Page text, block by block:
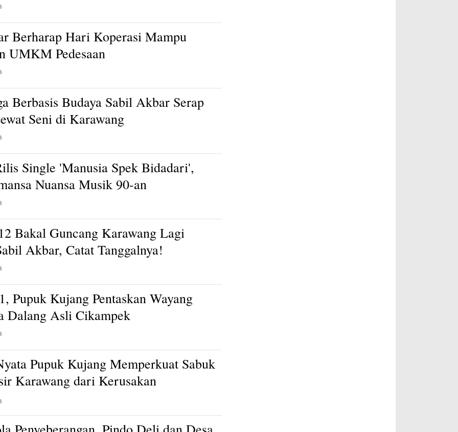
Berharap Hari Koperasi Mampu
UMKM Pedesaan
Berbasis Budaya Sabil Akbar Serap
Seni di Karawang
Single 'Manusia Spek Bidadari',
Nuansa Musik 90-an
Bakal Guncang Karawang Lagi
Akbar, Catat Tanggalnya!
Pupuk Kujang Pentaskan Wayang
Dalang Asli Cikampek
Pupuk Kujang Memperkuat Sabuk
Karawang dari Kerusakan